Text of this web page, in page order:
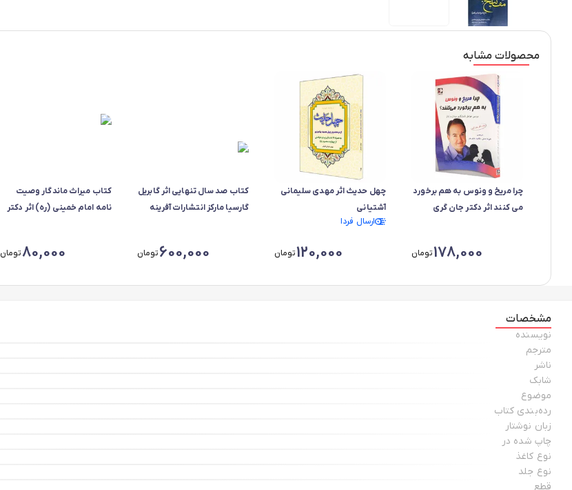
محصولات مشابه
چرا مریخ و ونوس به هم برخورد
می کنند اثر دکتر جان گری
178,000تومان
چهل حدیث اثر مهدی سلیمانی
آشتیانی
ارسال فردا
120,000تومان
کتاب صد سال تنهایی اثر گابریل
گارسیا مارکز انتشارات آفرینه
600,000تومان
کتاب میراث ماندگار وصیت
نامه امام خمینی (ره) اثر دکتر
80,000تومان
مشخصات
نویسنده
مترجم
ناشر
شابک
موضوع
رده‌بندی کتاب
زبان نوشتار
چاپ شده در
نوع کاغذ
نوع جلد
قطع